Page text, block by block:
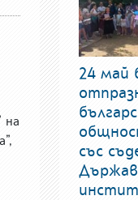
на
24 май
със